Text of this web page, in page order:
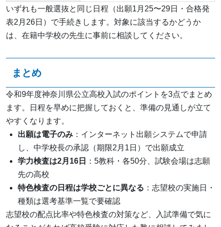
いずれも一般選抜と同じ日程（出願1月25〜29日・合格発
表2月26日）で手続きします。対象に該当するかどうか
は、在籍中学校の先生に事前に相談してください。
まとめ
令和9年度神奈川県公立高校入試のポイントを3点でまとめ
ます。日程を早めに把握しておくと、準備の見通しが立て
やすくなります。
出願は電子のみ ：インターネット出願システムで申請
し、中学校長の承認（期限2月1日）で出願成立
学力検査は2月16日
：5教科・各50分、試験会場は志願
先の高校
特色検査の日程は学校ごとに異なる ：志望校の実施日・
種類は選考基準一覧で要確認
志望校の配点比率や特色検査の対策など、入試準備で気に